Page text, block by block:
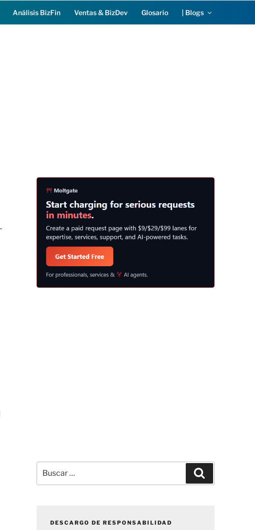
Análisis BizFin Ventas & BizDev Glosario | Blogs
por:
DESCARGO DE RESPONSABILIDAD